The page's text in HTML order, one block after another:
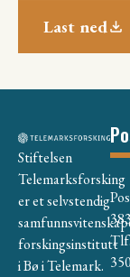
Last ned
Stiftelsen
Telemarksforsking
er et selvstendig
forskingsinstitutt
i Bø i Telemark.